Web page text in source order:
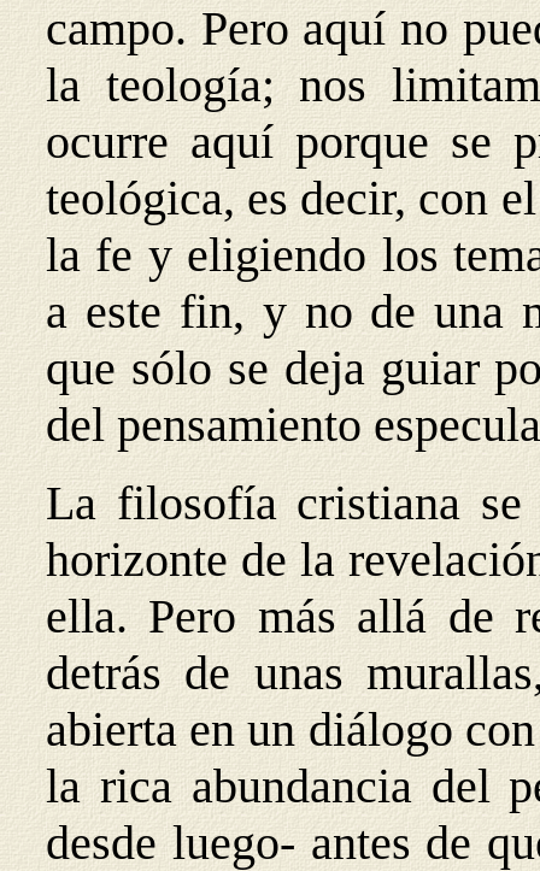
campo. Pero aquí no
la teología; nos
ocurre aquí porque se
teológica, es decir, con
la fe y eligiendo los
a este fin, y no de una
que sólo se deja guiar
del pensamiento
La filosofía cristiana se
horizonte de la
ella. Pero más allá de
detrás de unas
abierta en un diálogo
la rica abundancia del
desde luego- antes de